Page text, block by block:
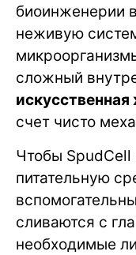
биоинженерии
неживую
сложный
счет чисто
Чтобы SpudCell
питательную
сливаются с
необходимые